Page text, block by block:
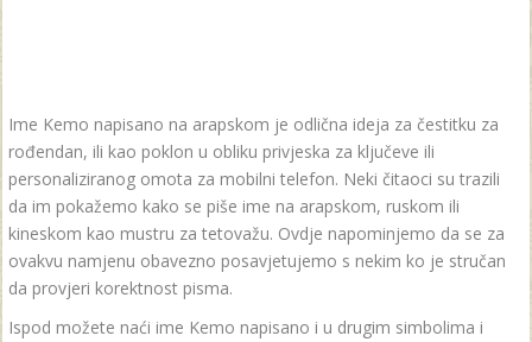
Ime Kemo napisano na arapskom je odlična ideja za čestitku za
rođendan, ili kao poklon u obliku privjeska za ključeve ili
personaliziranog omota za mobilni telefon. Neki čitaoci su trazili
da im pokažemo kako se piše ime na arapskom, ruskom ili
kineskom kao mustru za tetovažu. Ovdje napominjemo da se za
ovakvu namjenu obavezno posavjetujemo s nekim ko je stručan
da provjeri korektnost pisma.
Ispod možete naći ime Kemo napisano i u drugim simbolima i